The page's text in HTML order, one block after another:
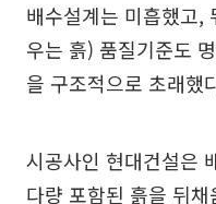
배수설계는 미흡했고,
우는 흙) 품질기준도
을 구조적으로 초래했
시공사인 현대건설은
다량 포함된 흙을 뒤